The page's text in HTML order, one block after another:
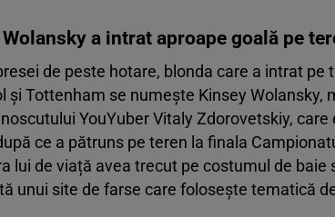
Wolansky a intrat aproape goală pe
de peste hotare, blonda care a intrat pe
și Tottenham se numește Kinsey Wolansky,
YouYuber Vitaly Zdorovetskiy,
ce a pătruns pe teren la finala
lui de viață avea trecut pe costumul de baie
unui site de farse care folosește tematică